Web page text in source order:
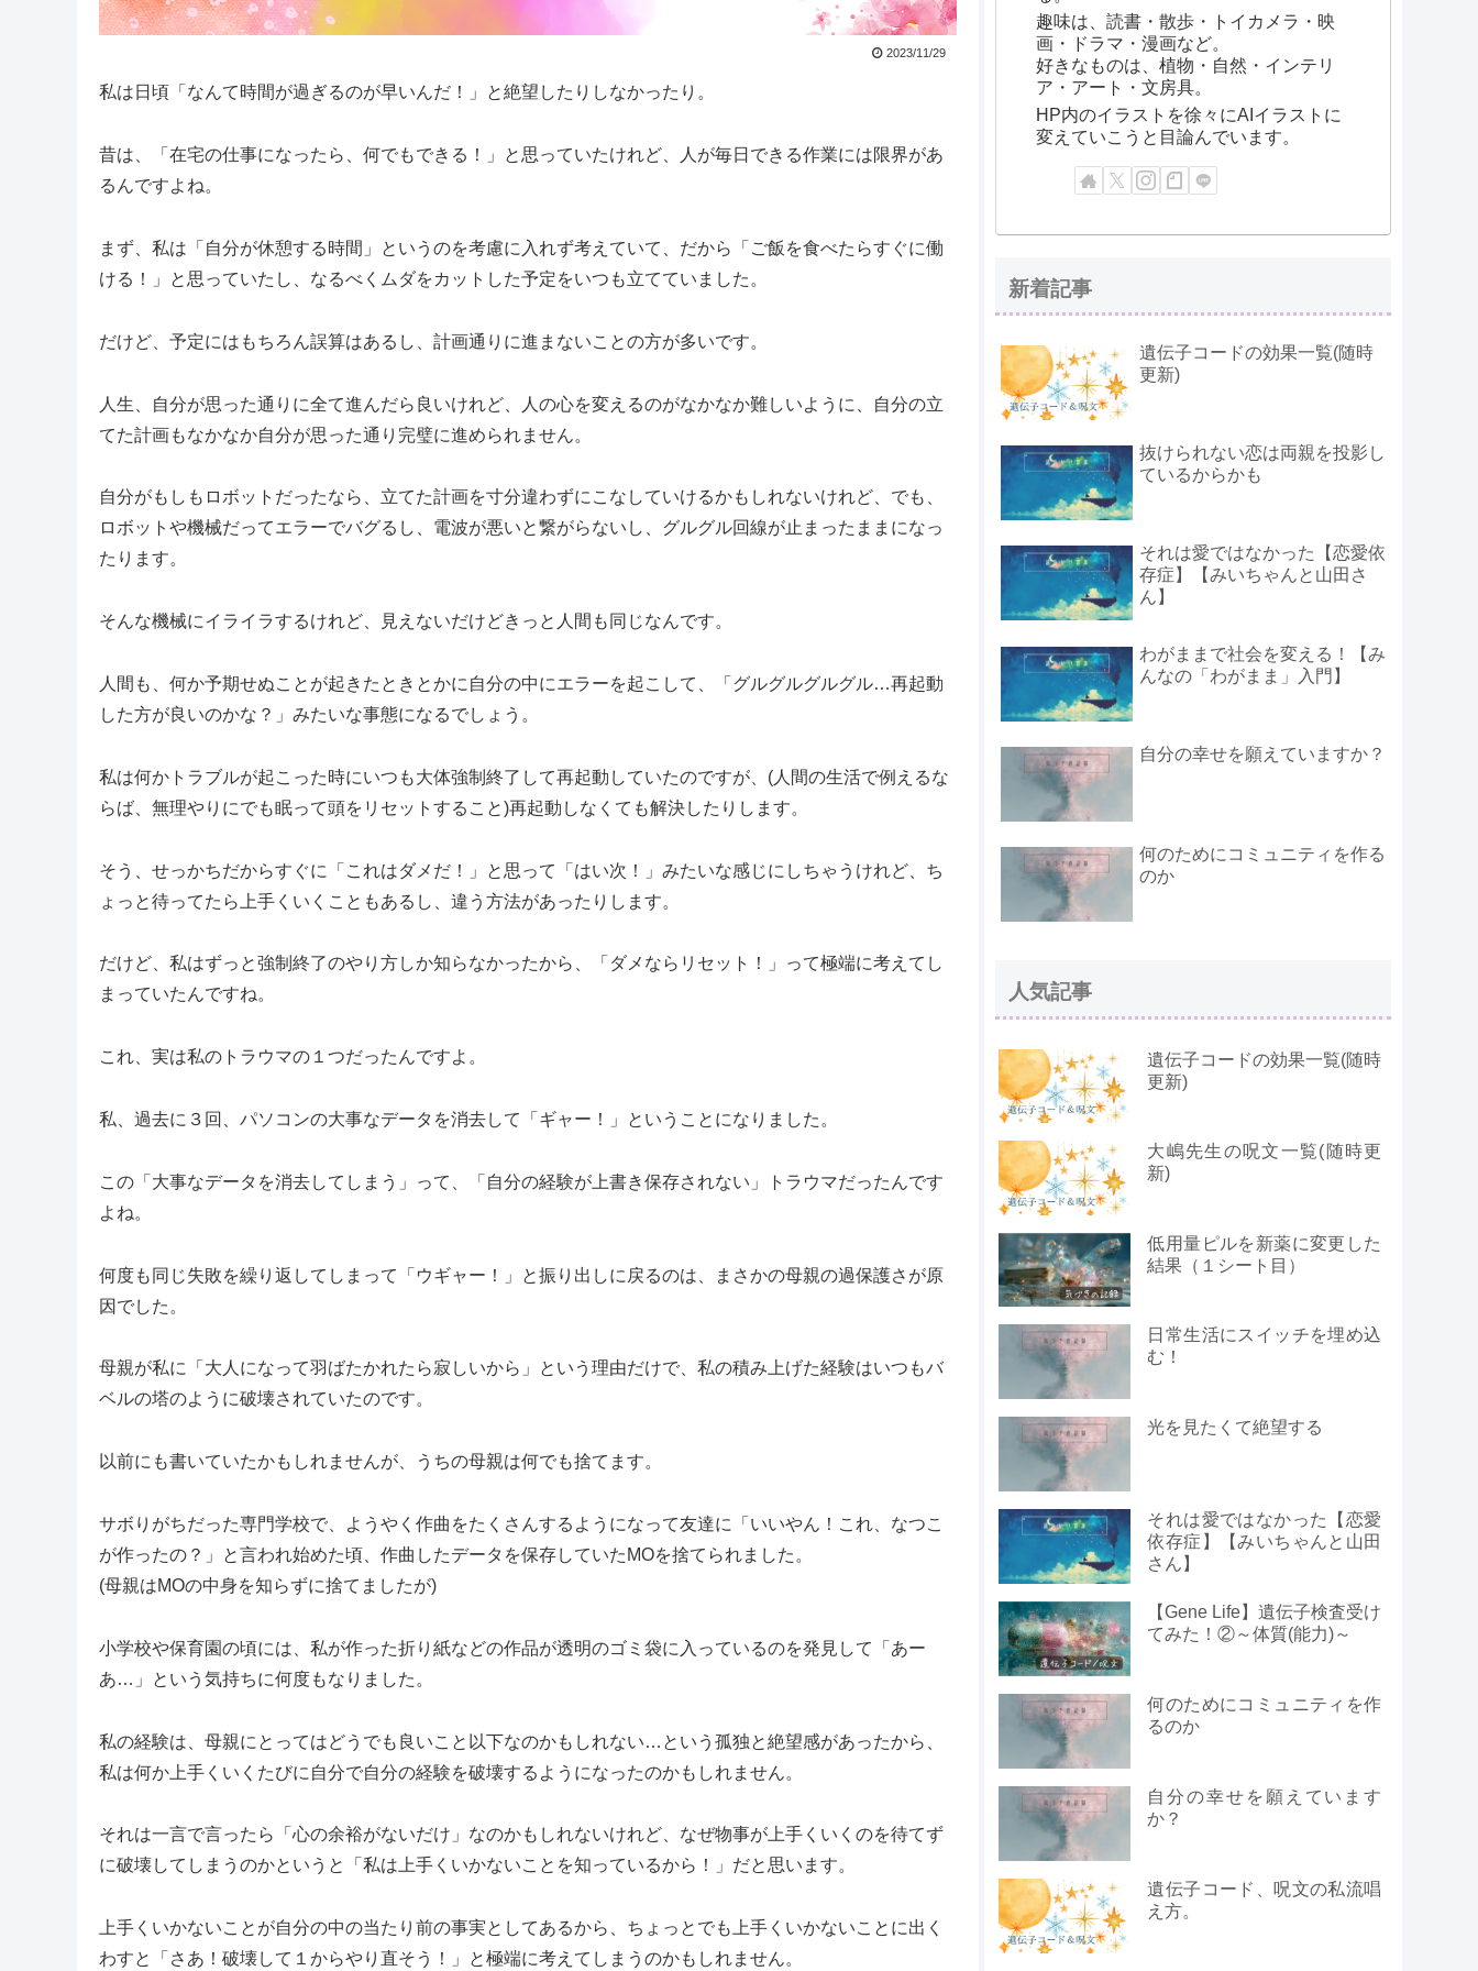
2023/11/29
私は日頃「なんて時間が過ぎるのが早いんだ！」と絶望したりしなかったり。
昔は、「在宅の仕事になったら、何でもできる！」と思っていたけれど、人が毎日できる作業には限界があ
るんですよね。
まず、私は「自分が休憩する時間」というのを考慮に入れず考えていて、だから「ご飯を食べたらすぐに働
ける！」と思っていたし、なるべくムダをカットした予定をいつも立てていました。
だけど、予定にはもちろん誤算はあるし、計画通りに進まないことの方が多いです。
人生、自分が思った通りに全て進んだら良いけれど、人の心を変えるのがなかなか難しいように、自分の立
てた計画もなかなか自分が思った通り完璧に進められません。
自分がもしもロボットだったなら、立てた計画を寸分違わずにこなしていけるかもしれないけれど、でも、
ロボットや機械だってエラーでバグるし、電波が悪いと繋がらないし、グルグル回線が止まったままになっ
たります。
そんな機械にイライラするけれど、見えないだけどきっと人間も同じなんです。
人間も、何か予期せぬことが起きたときとかに自分の中にエラーを起こして、「グルグルグルグル…再起動
した方が良いのかな？」みたいな事態になるでしょう。
私は何かトラブルが起こった時にいつも大体強制終了して再起動していたのですが、(人間の生活で例えるな
らば、無理やりにでも眠って頭をリセットすること)再起動しなくても解決したりします。
そう、せっかちだからすぐに「これはダメだ！」と思って「はい次！」みたいな感じにしちゃうけれど、ち
ょっと待ってたら上手くいくこともあるし、違う方法があったりします。
だけど、私はずっと強制終了のやり方しか知らなかったから、「ダメならリセット！」って極端に考えてし
まっていたんですね。
これ、実は私のトラウマの１つだったんですよ。
私、過去に３回、パソコンの大事なデータを消去して「ギャー！」ということになりました。
この「大事なデータを消去してしまう」って、「自分の経験が上書き保存されない」トラウマだったんです
よね。
何度も同じ失敗を繰り返してしまって「ウギャー！」と振り出しに戻るのは、まさかの母親の過保護さが原
因でした。
母親が私に「大人になって羽ばたかれたら寂しいから」という理由だけで、私の積み上げた経験はいつもバ
ベルの塔のように破壊されていたのです。
以前にも書いていたかもしれませんが、うちの母親は何でも捨てます。
サボりがちだった専門学校で、ようやく作曲をたくさんするようになって友達に「いいやん！これ、なつこ
が作ったの？」と言われ始めた頃、作曲したデータを保存していたMOを捨てられました。
(母親はMOの中身を知らずに捨てましたが)
小学校や保育園の頃には、私が作った折り紙などの作品が透明のゴミ袋に入っているのを発見して「あー
あ…」という気持ちに何度もなりました。
私の経験は、母親にとってはどうでも良いこと以下なのかもしれない…という孤独と絶望感があったから、
私は何か上手くいくたびに自分で自分の経験を破壊するようになったのかもしれません。
それは一言で言ったら「心の余裕がないだけ」なのかもしれないけれど、なぜ物事が上手くいくのを待てず
に破壊してしまうのかというと「私は上手くいかないことを知っているから！」だと思います。
上手くいかないことが自分の中の当たり前の事実としてあるから、ちょっとでも上手くいかないことに出く
わすと「さあ！破壊して１からやり直そう！」と極端に考えてしまうのかもしれません。
趣味は、読書・散歩・トイカメラ・映
画・ドラマ・漫画など。
好きなものは、植物・自然・インテリ
ア・アート・文房具。
HP内のイラストを徐々にAIイラストに
変えていこうと目論んでいます。
新着記事
遺伝子コードの効果一覧(随時
更新)
抜けられない恋は両親を投影し
ているからかも
それは愛ではなかった【恋愛依
存症】【みいちゃんと山田さ
ん】
わがままで社会を変える！【み
んなの「わがまま」入門】
自分の幸せを願えていますか？
何のためにコミュニティを作る
のか
人気記事
遺伝子コードの効果一覧(随時
更新)
大嶋先生の呪文一覧(随時更
新)
低用量ピルを新薬に変更した
結果（１シート目）
日常生活にスイッチを埋め込
む！
光を見たくて絶望する
それは愛ではなかった【恋愛
依存症】【みいちゃんと山田
さん】
【Gene Life】遺伝子検査受け
てみた！②～体質(能力)～
何のためにコミュニティを作
るのか
自分の幸せを願えています
か？
遺伝子コード、呪文の私流唱
え方。